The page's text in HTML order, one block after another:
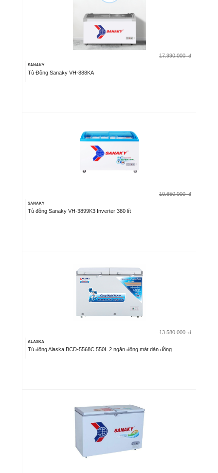
17.990.000 đ
SANAKY
Tủ Đông Sanaky VH-888KA
10.650.000 đ
SANAKY
Tủ đông Sanaky VH-3899K3 Inverter 380 lít
13.580.000 đ
ALASKA
Tủ đông Alaska BCD-5568C 550L 2 ngăn đông mát dàn đồng